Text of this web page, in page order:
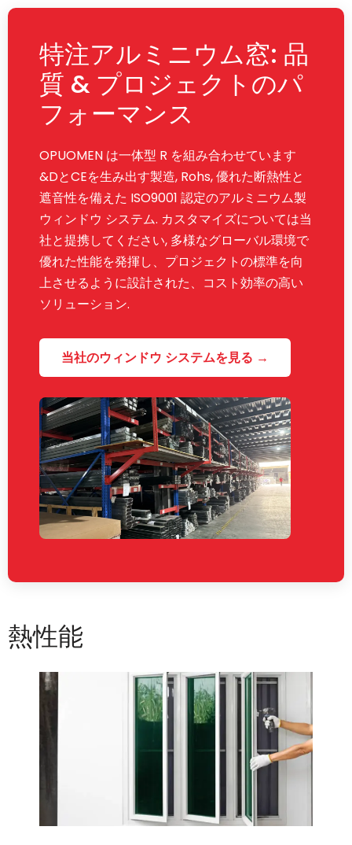
特注アルミニウム窓: 品
質 & プロジェクトのパ
フォーマンス
OPUOMEN は一体型 R を組み合わせています
&DとCEを生み出す製造, Rohs, 優れた断熱性と
遮音性を備えた ISO9001 認定のアルミニウム製
ウィンドウ システム. カスタマイズについては当
社と提携してください, 多様なグローバル環境で
優れた性能を発揮し、プロジェクトの標準を向
上させるように設計された、コスト効率の高い
ソリューション.
当社のウィンドウ システムを見る →
熱性能